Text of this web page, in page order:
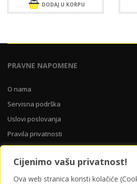
Cijenimo vašu privatnost!
Ova web stranica koristi kolačiće
DODAJ U KORPU
PRAVNE NAPOMENE
O nama
Servisna podrška
Uslovi poslovanja
Pravila privatnosti
O nama Servisna podrška